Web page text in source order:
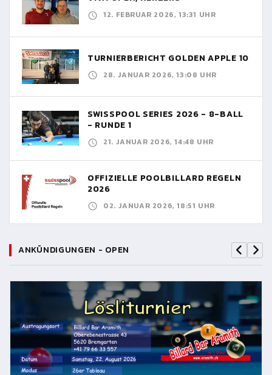
12. FEBRUAR 2026, 13:31 UHR
TURNIERBERICHT GOLDEN APPLE 10
28. JANUAR 2026, 13:08 UHR
SWISSPOOL SERIES 2026 - 8-BALL
- RUNDE 1
21. JANUAR 2026, 14:48 UHR
OFFIZIELLE POOLBILLARD REGELN
2026
02. JANUAR 2026, 18:51 UHR
ANKÜNDIGUNGEN - OPEN